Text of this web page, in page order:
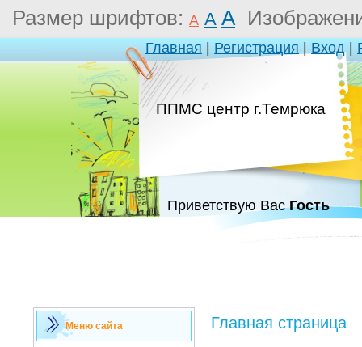
Размер шрифтов: A A A
Главная Регистрация Вход|
ППМС центр г.Темрюка
Приветствую Вас Гость
Меню сайта Главная страница